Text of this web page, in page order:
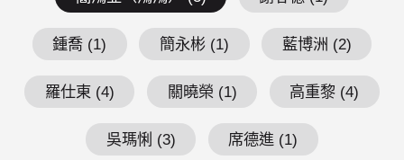
鍾喬 (1) 簡永彬 (1) 藍博洲 (2)
羅仕東 (4) 關曉榮 (1) 高重黎 (4)
吳瑪悧 (3) 席德進 (1)